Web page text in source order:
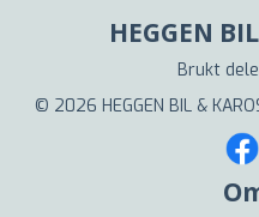
HEGGEN
Brukt
© 2026 HEGGEN BIL &